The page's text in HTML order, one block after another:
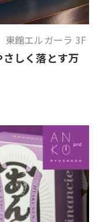
東館エルガーラ 3F
しく落とす万